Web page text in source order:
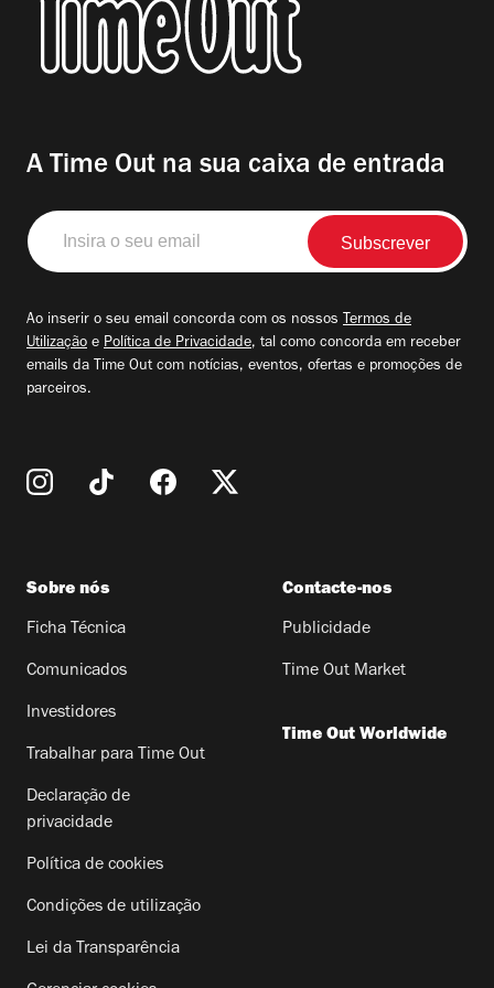
A Time Out na sua caixa de entrada
Insira
o
seu
Ao inserir o seu email concorda com os nossos Termos de
Utilização e Política de Privacidade, tal como concorda em receber
emails da Time Out com notícias, eventos, ofertas e promoções de
parceiros.
Sobre nós
Ficha Técnica
Comunicados
Investidores
Trabalhar para Time Out
Declaração de
privacidade
Política de cookies
Condições de utilização
Lei da Transparência
Contacte-nos
Publicidade
Time Out Market
Time Out Worldwide